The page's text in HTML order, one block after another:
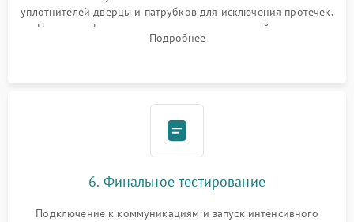
уплотнителей дверцы и патрубков для исключения протечек.
Надежная фиксация хомутов гидравлической системы,
сборка корпуса и установка датчика поплавка.
Подробнее
6. Финальное тестирование
Подключение к коммуникациям и запуск интенсивного